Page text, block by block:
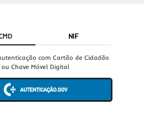
NIF
com Cartão de Cidadão
ou Chave Móvel Digital